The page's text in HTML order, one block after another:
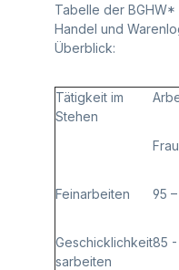
Tabelle der
Handel und
Überblick:
Tätigkeit im
Stehen
Feinarbeiten 95
Geschicklichkeit
sarbeiten
85 -